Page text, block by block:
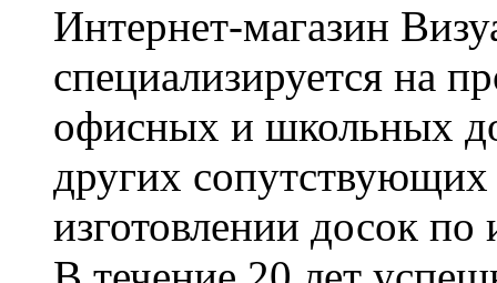
Интернет-магазин
специализируется на
офисных и школьных
других сопутствующих
изготовлении досок по